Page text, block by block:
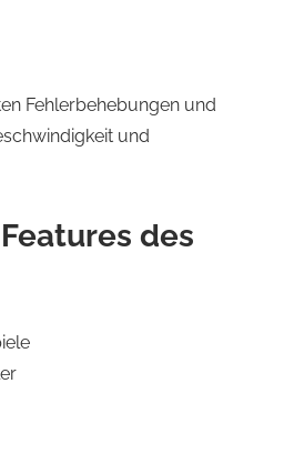
Fehlerbehebungen und
und
des